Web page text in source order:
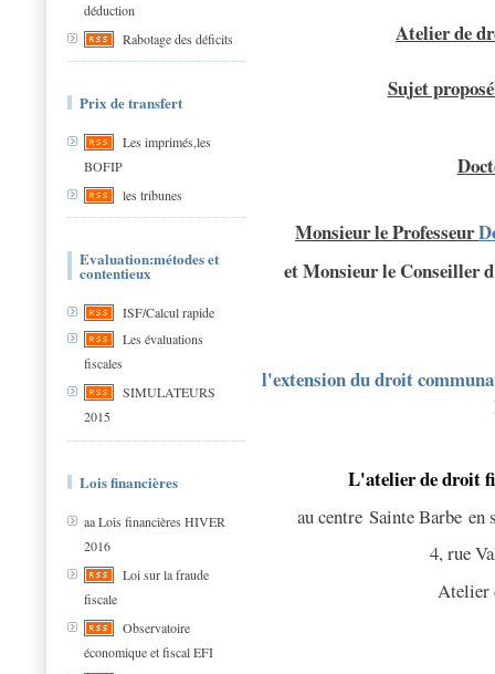
déduction
Rabotage des déficits
Prix de transfert
Les imprimés,les
BOFIP
les tribunes
Evaluation:métodes et
contentieux
ISF/Calcul rapide
Les évaluations
fiscales
SIMULATEURS
2015
Lois financières
aa Lois financières HIVER
2016
Loi sur la fraude
fiscale
Observatoire
économique et fiscal EFI
Atelier de
Sujet
Monsieur le Professeur
et Monsieur le Conseiller
l'extension du droit
L'atelier de droit
au centre Sainte Barbe en
4, rue
Atelier